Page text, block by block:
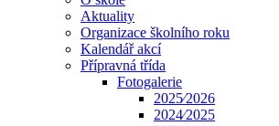
Aktuality
Organizace školního roku
Kalendář akcí
Přípravná třída
Fotogalerie
2025⁄2026
2024⁄2025